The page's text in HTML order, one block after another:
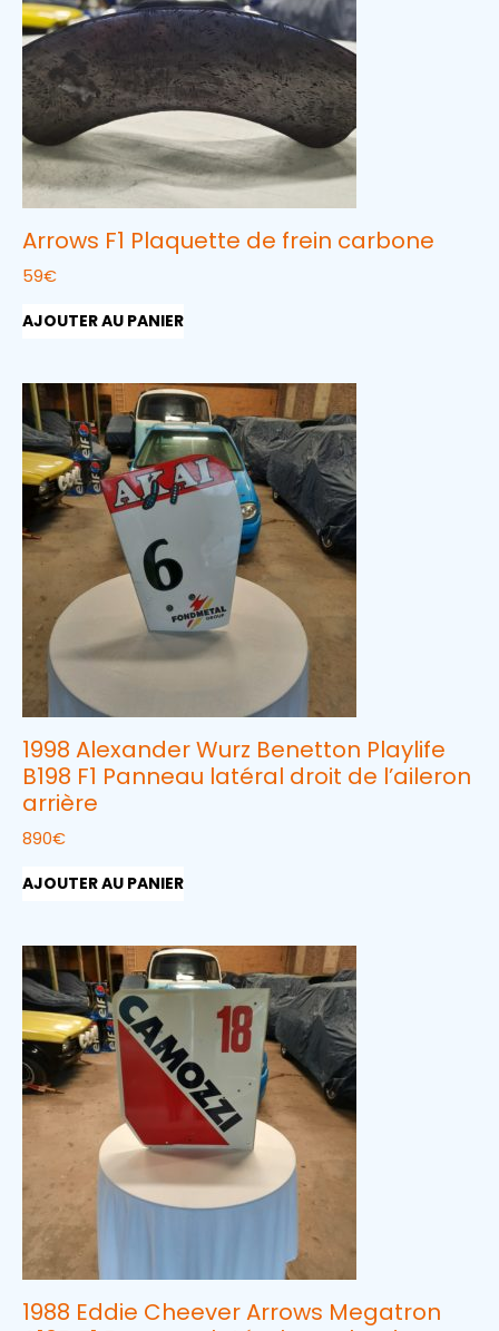
Arrows F1 Plaquette de frein carbone
59€
AJOUTER AU PANIER
1998 Alexander Wurz Benetton Playlife
B198 F1 Panneau latéral droit de l’aileron
arrière
890€
AJOUTER AU PANIER
1988 Eddie Cheever Arrows Megatron